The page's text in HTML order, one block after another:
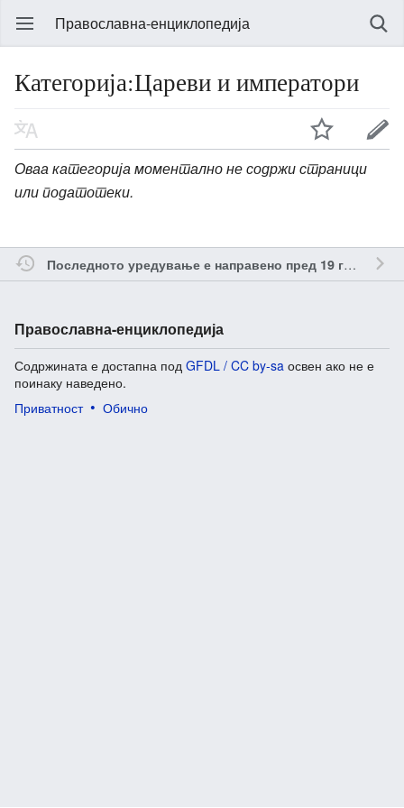
Православна-енциклопедија
Категорија:Цареви и императори
Оваа категорија моментално не содржи страници
или податотеки.
Последното уредување е направено пред 19 години од
Православна-енциклопедија
Содржината е достапна под GFDL / CC by-sa освен ако не е
поинаку наведено.
Приватност
Обично